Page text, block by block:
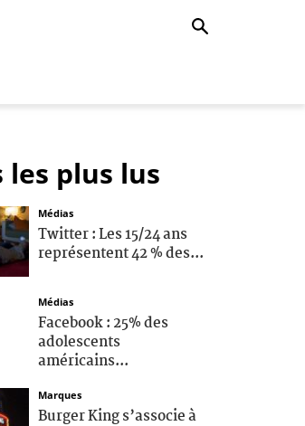
plus lus
Médias
Twitter : Les 15/24 ans
représentent 42 % des...
Médias
Facebook : 25% des
adolescents
américains...
Marques
Burger King s’associe à